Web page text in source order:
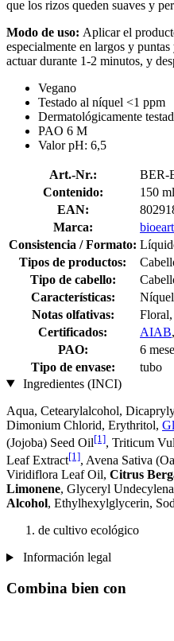
que los rizos queden suaves y
Modo de uso: Aplicar el
especialmente en largos y
actuar durante 1-2 minutos, y
Vegano
Testado al níquel <1 ppm
Dermatológicamente
PAO 6 M
Valor pH: 6,5
Art.-Nr.:
BER-
Contenido:
150 ml
EAN:
Marca:
Consistencia / Formato:
Tipos de productos:
Tipo de cabello:
Características:
Notas olfativas:
Certificados:
AIAB,
PAO:
6
Tipo de envase:
tubo
Ingredientes (INCI)
Aqua, Cetearylalcohol,
Dimonium Chlorid, Erythritol,
(Jojoba) Seed Oil[1], Triticum
Leaf Extract[1], Avena Sativa
Viridiflora Leaf Oil, Citrus
Limonene, Glyceryl
Alcohol, Ethylhexylglycerin,
de cultivo ecológico
Información legal
Combina bien con